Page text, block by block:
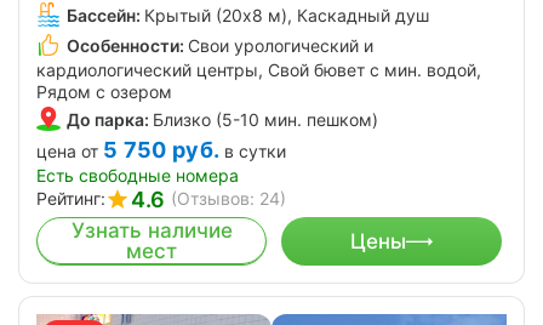
Бассейн: Крытый (20х8 м), Каскадный душ
Особенности: Свои урологический и
кардиологический центры, Свой бювет с мин. водой,
Рядом с озером
До парка: Близко (5-10 мин. пешком)
цена от 5 750 руб. в сутки
Есть свободные номера
Рейтинг:
4.6 (Отзывов: 24)
Узнать наличие
мест
Цены